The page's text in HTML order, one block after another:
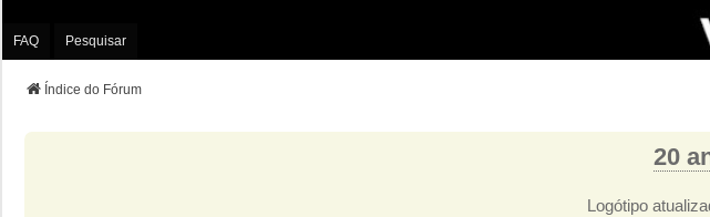
FAQ Pesquisar
Índice do Fórum
20
Logótipo